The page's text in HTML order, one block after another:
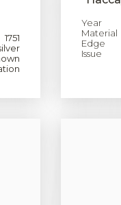
1751
Year
Material
Edge
Issue